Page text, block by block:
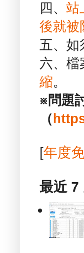
四、 站
後就被
五、如
六、檔
縮。
※問題
（
[年度
最近 7